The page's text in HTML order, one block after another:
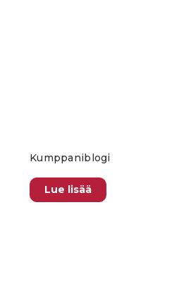
Kumppaniblogi
Lue lisää